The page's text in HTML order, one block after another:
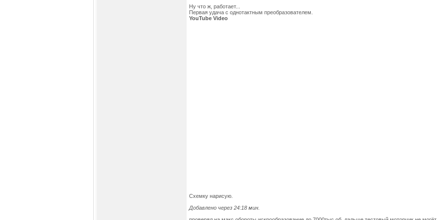
Ну что ж, работает...
Первая удача с однотактным преобразователем.
YouTube Video
Схемку нарисую.
Добавлено через 24:18 мин.